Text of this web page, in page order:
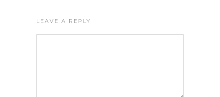
LEAVE A REPLY